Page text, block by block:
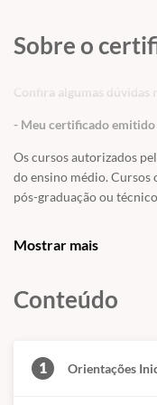
Sobre o
Confira algumas dúvidas
- Meu certificado emitido
Os cursos autorizados
do ensino médio. Cursos
pós-graduação ou
uma modalidade de
Educação é um direito de
- Meu certificado é aceito
Mostrar mais
Conteúdo
1 Orientações